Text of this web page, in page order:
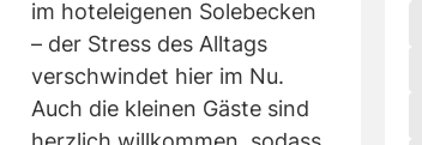
im hoteleigenen Solebecken
– der Stress des Alltags
verschwindet hier im Nu.
Auch die kleinen Gäste sind